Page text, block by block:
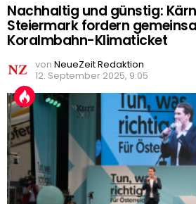
Nachhaltig und günstig:
Steiermark fordern
Koralmbahn-Klimaticket
von NeueZeit Redaktion
12. September 2025, 9:05